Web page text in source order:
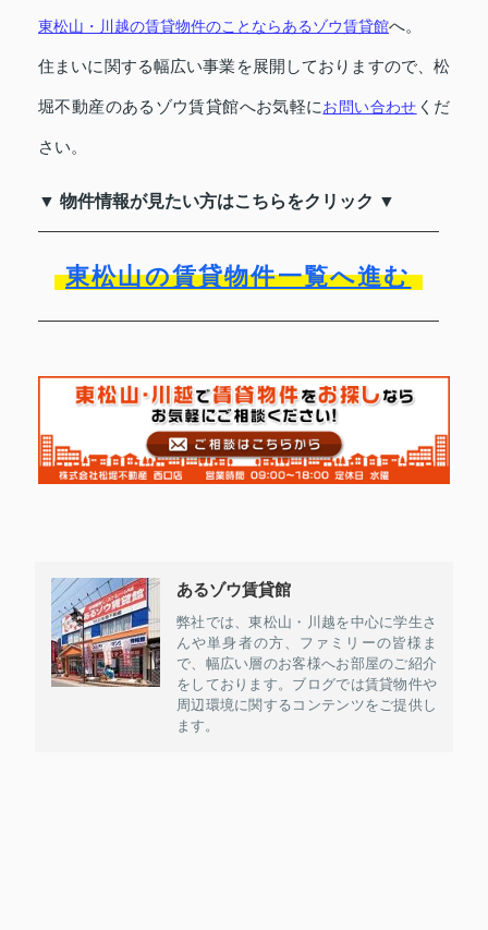
東松山・川越の賃貸物件のことならあるゾウ賃貸館へ。
住まいに関する幅広い事業を展開しておりますので、松
堀不動産のあるゾウ賃貸館へお気軽にお問い合わせ くだ
さい。
▼ 物件情報が見たい方はこちらをクリック ▼
東松山の賃貸物件一覧へ進む
あるゾウ賃貸館
弊社では、東松山・川越を中心に学生さ
んや単身者の方、ファミリーの皆様ま
で、幅広い層のお客様へお部屋のご紹介
をしております。ブログでは賃貸物件や
周辺環境に関するコンテンツをご提供し
ます。